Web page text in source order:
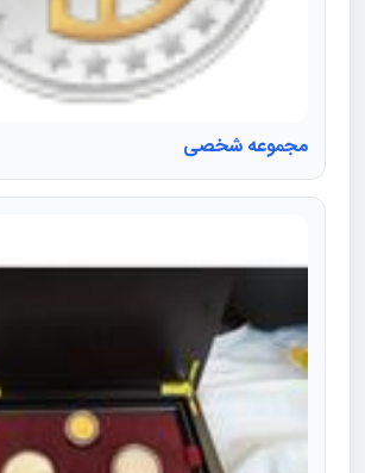
مجموعه شخصی